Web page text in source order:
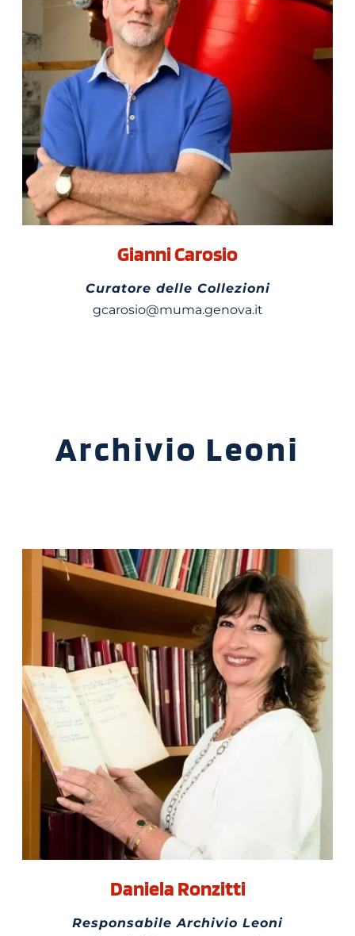
Gianni Carosio
Curatore delle Collezioni
gcarosio@muma.genova.it
Archivio Leoni
Daniela Ronzitti
Responsabile Archivio Leoni